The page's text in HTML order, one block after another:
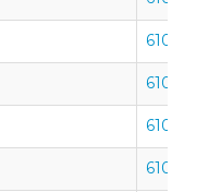
6100-673
6100-649
6100-650
6100-675